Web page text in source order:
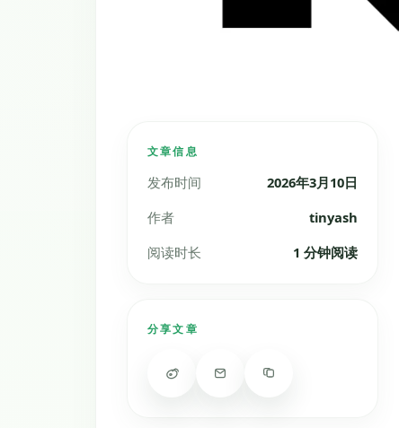
文章信息
发布时间
2026年3月10日
作者
tinyash
阅读时长
1 分钟阅读
分享文章